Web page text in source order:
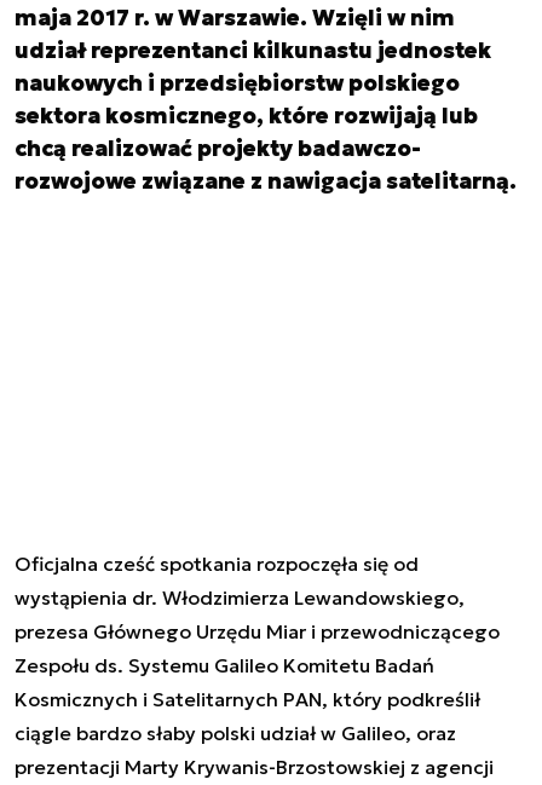
maja 2017 r. w Warszawie. Wzięli w nim
udział reprezentanci kilkunastu jednostek
naukowych i przedsiębiorstw polskiego
sektora kosmicznego, które rozwijają lub
chcą realizować projekty badawczo-
rozwojowe związane z nawigacja satelitarną.
Oficjalna cześć spotkania rozpoczęła się od
wystąpienia dr. Włodzimierza Lewandowskiego,
prezesa Głównego Urzędu Miar i przewodniczącego
Zespołu ds. Systemu Galileo Komitetu Badań
Kosmicznych i Satelitarnych PAN, który podkreślił
ciągle bardzo słaby polski udział w Galileo, oraz
prezentacji Marty Krywanis-Brzostowskiej z agencji